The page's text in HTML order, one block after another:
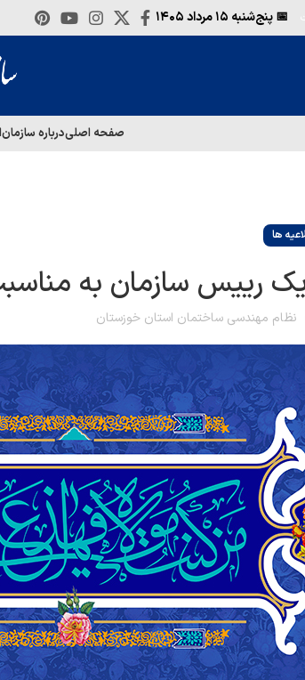
📅 پنج‌شنبه
صفحه اصلیدرباره سازمان
ها
رییس سازمان به
نظام مهندسی ساختمان استان خوزستان